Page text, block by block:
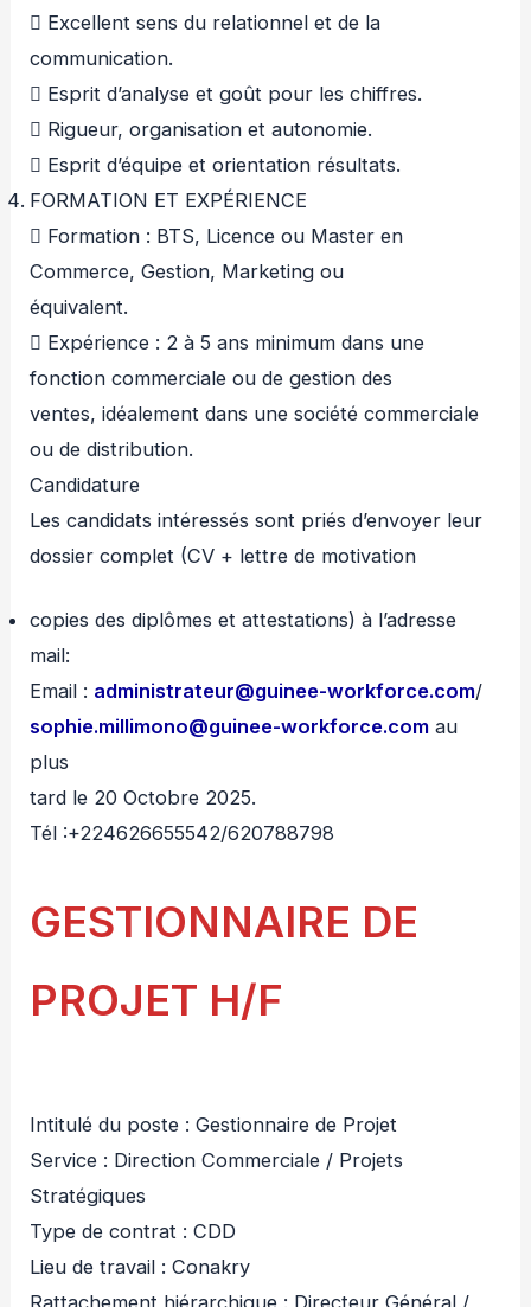
 Excellent sens du relationnel et de la
communication.
 Esprit d’analyse et goût pour les chiffres.
 Rigueur, organisation et autonomie.
 Esprit d’équipe et orientation résultats.
FORMATION ET EXPÉRIENCE
 Formation : BTS, Licence ou Master en
Commerce, Gestion, Marketing ou
équivalent.
 Expérience : 2 à 5 ans minimum dans une
fonction commerciale ou de gestion des
ventes, idéalement dans une société commerciale
ou de distribution.
Candidature
Les candidats intéressés sont priés d’envoyer leur
dossier complet (CV + lettre de motivation
copies des diplômes et attestations) à l’adresse
mail:
Email : administrateur@guinee-workforce.com/
sophie.millimono@guinee-workforce.com au
plus
tard le 20 Octobre 2025.
Tél :+224626655542/620788798
GESTIONNAIRE DE
PROJET H/F
Intitulé du poste : Gestionnaire de Projet
Service : Direction Commerciale / Projets
Stratégiques
Type de contrat : CDD
Lieu de travail : Conakry